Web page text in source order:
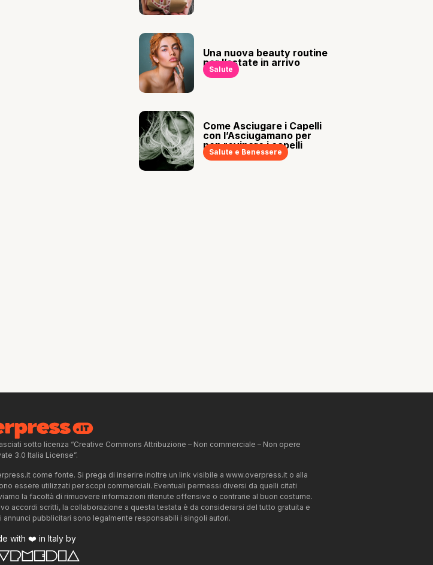
Una nuova beauty routine
per l’estate in arrivo
Salute
Come Asciugare i Capelli
con l’Asciugamano per
non rovinare i capelli
Salute e Benessere
sotto licenza “Creative Commons Attribuzione – Non commerciale – Non opere
3.0 Italia License”.
come fonte. Si prega di inserire inoltre un link visibile a www.overpress.it o alla
essere utilizzati per scopi commerciali. Eventuali permessi diversi da quelli citati
la facoltà di rimuovere informazioni ritenute offensive o contrarie al buon costume.
accordi scritti, la collaborazione a questa testata è da considerarsi del tutto gratuita e
pubblicitari sono legalmente responsabili i singoli autori.
with ❤️ in Italy by